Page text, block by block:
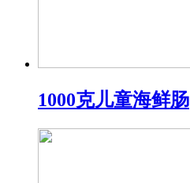
1000克儿童海鲜肠